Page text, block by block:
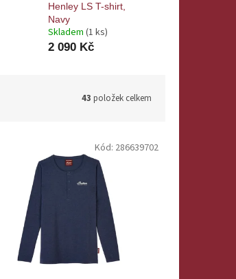
Henley LS T-shirt,
Navy
Skladem (1 ks)
2 090 Kč
43 položek celkem
Kód: 286639702